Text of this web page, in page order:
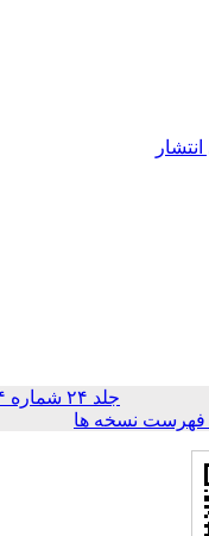
جلد ۲۴ شماره ۴
نسخه ها